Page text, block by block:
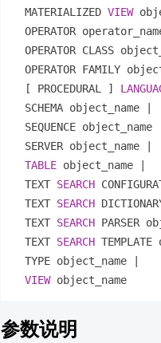
  MATERIALIZED
VIEW
OPERATOR
OPERATOR CLASS
OPERATOR FAMILY
  [ PROCEDURAL ]
  SCHEMA object_name
  SEQUENCE object_name
  SERVER object_name
TABLE object_name
  TEXT
SEARCH
  TEXT
SEARCH
  TEXT
SEARCH PARSER
  TEXT
SEARCH
  TYPE object_name
VIEW
参数说明